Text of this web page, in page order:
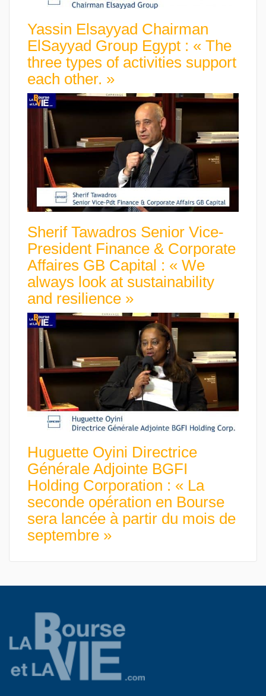
Yassin Elsayyad Chairman
ElSayyad Group Egypt : « The
three types of activities support
each other. »
Sherif Tawadros Senior Vice-
President Finance & Corporate
Affaires GB Capital : « We
always look at sustainability
and resilience »
Huguette Oyini Directrice
Générale Adjointe BGFI
Holding Corporation : « La
seconde opération en Bourse
sera lancée à partir du mois de
septembre »